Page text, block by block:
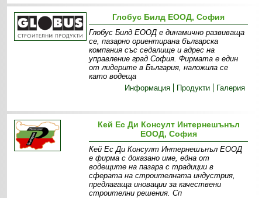
Глобус Билд ЕООД, София
Глобус Билд ЕООД е динамично развиваща
се, пазарно ориентирана българска
компания със седалище и адрес на
управление град София. Фирмата е един
от лидерите в България, наложила се
като водеща
Информация
Продукти Галерия
Кей Ес Ди Консулт Интернешънъл
ЕООД, София
Кей Ес Ди Консулт Интернешънъл ЕООД
е фирма с доказано име, една от
водещите на пазара с традиции в
сферата на строителната индустрия,
предлагаща иновации за качествени
строителни решения. Сп